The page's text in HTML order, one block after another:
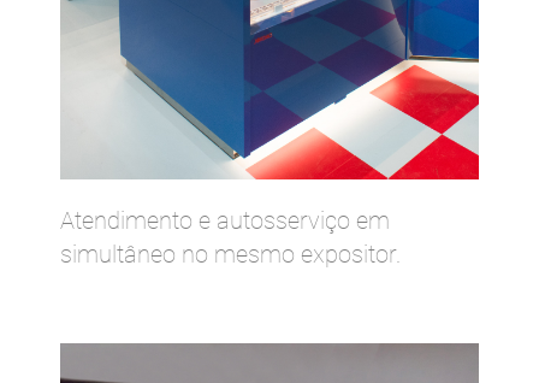
Atendimento e autosserviço em
simultâneo no mesmo expositor.